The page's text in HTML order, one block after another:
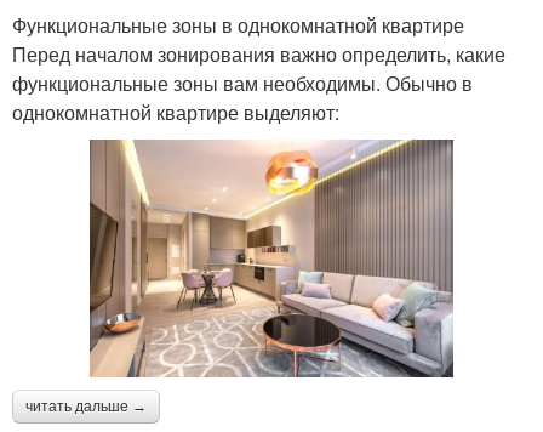
Функциональные зоны в однокомнатной квартире
Перед началом зонирования важно определить, какие
функциональные зоны вам необходимы. Обычно в
однокомнатной квартире выделяют:
читать дальше →